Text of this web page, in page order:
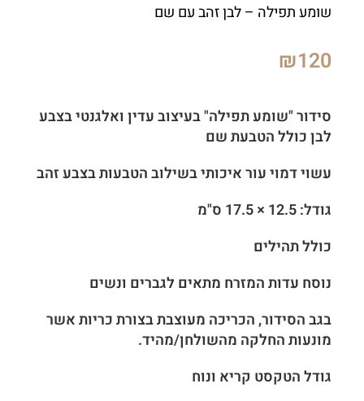
שומע תפילה – לבן זהב עם שם
₪120
סידור "שומע תפילה" בעיצוב עדין ואלגנטי בצבע
לבן כולל הטבעת שם
עשוי דמוי עור איכותי בשילוב הטבעות בצבע זהב
גודל: 12.5 × 17.5 ס"מ
כולל תהילים
נוסח עדות המזרח מתאים לגברים ונשים
בגב הסידור, הכריכה מעוצבת בצורת כריות אשר
מונעות החלקה מהשולחן/מהיד.
גודל הטקסט קריא ונוח